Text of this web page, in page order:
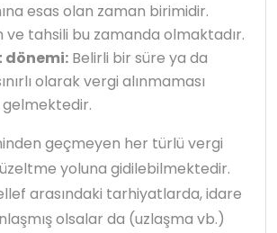
esas olan zaman birimidir.
ve tahsili bu zamanda olmaktadır.
dönemi: Belirli bir süre ya da
olarak vergi alınmaması
gelmektedir.
geçmeyen her türlü vergi
yoluna gidilebilmektedir.
arasındaki tarhiyatlarda, idare
olsalar da (uzlaşma vb.)